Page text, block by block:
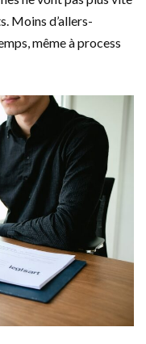
Moins d’allers-
même à process